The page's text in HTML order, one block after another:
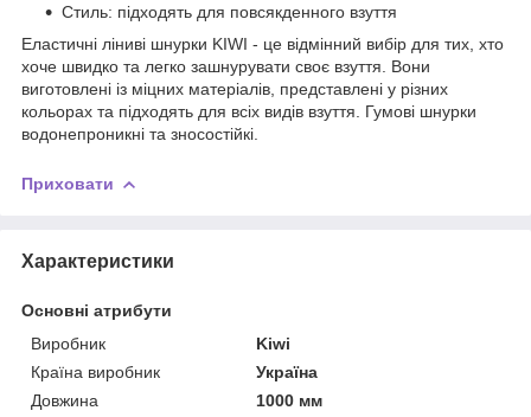
Стиль: підходять для повсякденного взуття
Еластичні ліниві шнурки KIWI - це відмінний вибір для тих, хто
хоче швидко та легко зашнурувати своє взуття. Вони
виготовлені із міцних матеріалів, представлені у різних
кольорах та підходять для всіх видів взуття. Гумові шнурки
водонепроникні та зносостійкі.
Приховати
Характеристики
Основні атрибути
Виробник
Kiwi
Країна виробник
Україна
Довжина
1000 мм